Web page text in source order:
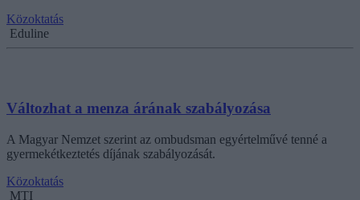
Közoktatás
Eduline
Változhat a menza árának szabályozása
A Magyar Nemzet szerint az ombudsman egyértelművé tenné a
gyermekétkeztetés díjának szabályozását.
Közoktatás
MTI